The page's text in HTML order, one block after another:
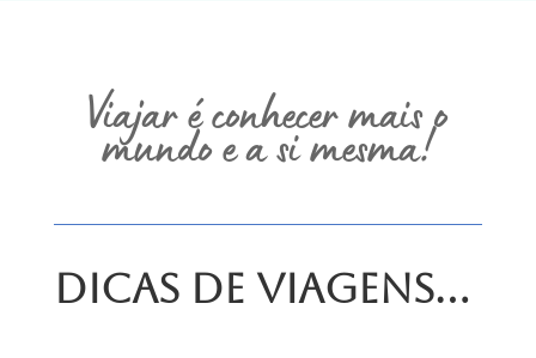
Viajar é conhecer mais o
mundo e a si mesma!
Dicas de Viagens…